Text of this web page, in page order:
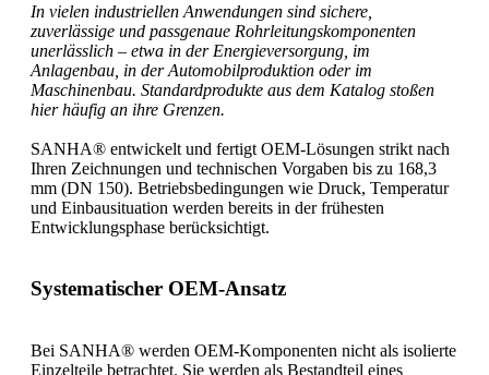
In vielen industriellen Anwendungen sind sichere,
zuverlässige und passgenaue Rohrleitungskomponenten
unerlässlich – etwa in der Energieversorgung, im
Anlagenbau, in der Automobilproduktion oder im
Maschinenbau. Standardprodukte aus dem Katalog stoßen
hier häufig an ihre Grenzen.
SANHA® entwickelt und fertigt OEM-Lösungen strikt nach
Ihren Zeichnungen und technischen Vorgaben bis zu 168,3
mm (DN 150). Betriebsbedingungen wie Druck, Temperatur
und Einbausituation werden bereits in der frühesten
Entwicklungsphase berücksichtigt.
Systematischer OEM-Ansatz
Bei SANHA® werden OEM-Komponenten nicht als isolierte
Einzelteile betrachtet. Sie werden als Bestandteil eines